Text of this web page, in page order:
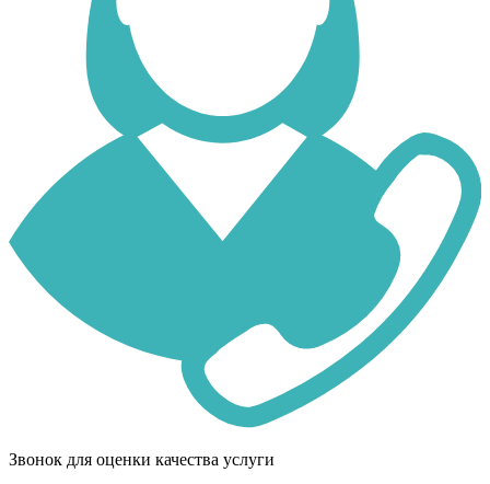
Звонок для оценки качества услуги